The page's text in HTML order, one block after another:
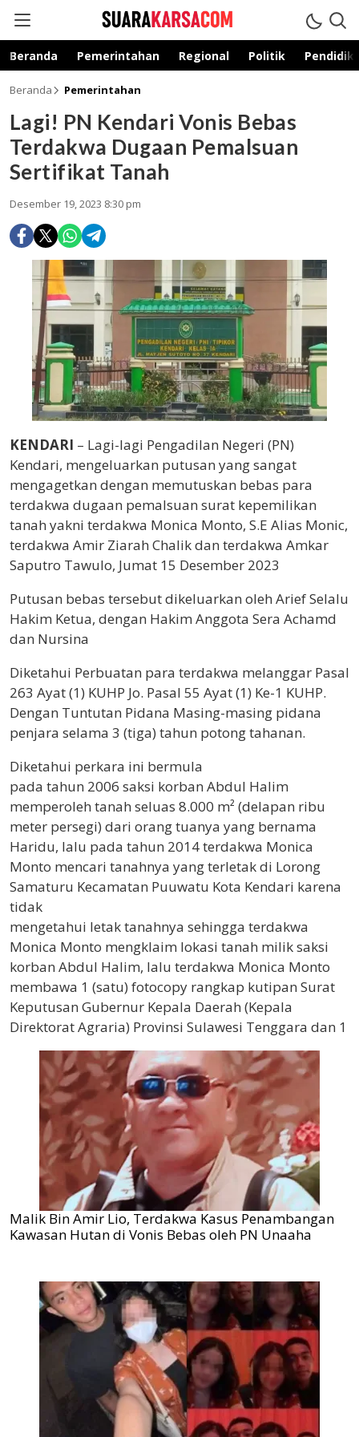
suarakarsa.com
Informasi terpercaya
Beranda Pemerintahan Regional Politik
Beranda Pemerintahan
Lagi! PN Kendari Vonis Bebas
Terdakwa Dugaan Pemalsuan
Sertifikat Tanah
Desember 19, 2023 8:30 pm
KENDARI – Lagi-lagi Pengadilan Negeri (PN)
Kendari, mengeluarkan putusan yang sangat
mengagetkan dengan memutuskan bebas para
terdakwa dugaan pemalsuan surat kepemilikan
tanah yakni terdakwa Monica Monto, S.E Alias Monic,
terdakwa Amir Ziarah Chalik dan terdakwa Amkar
Saputro Tawulo, Jumat 15 Desember 2023
Putusan bebas tersebut dikeluarkan oleh Arief Selalu
Hakim Ketua, dengan Hakim Anggota Sera Achamd
dan Nursina
Diketahui Perbuatan para terdakwa melanggar Pasal
263 Ayat (1) KUHP Jo. Pasal 55 Ayat (1) Ke-1 KUHP.
Dengan Tuntutan Pidana Masing-masing pidana
penjara selama 3 (tiga) tahun potong tahanan.
Diketahui perkara ini bermula
pada tahun 2006 saksi korban Abdul Halim
memperoleh tanah seluas 8.000 m² (delapan ribu
meter persegi) dari orang tuanya yang bernama
Haridu, lalu pada tahun 2014 terdakwa Monica
Monto mencari tanahnya yang terletak di Lorong
Samaturu Kecamatan Puuwatu Kota Kendari karena
tidak
mengetahui letak tanahnya sehingga terdakwa
Monica Monto mengklaim lokasi tanah milik saksi
korban Abdul Halim, lalu terdakwa Monica Monto
membawa 1 (satu) fotocopy rangkap kutipan Surat
Keputusan Gubernur Kepala Daerah (Kepala
Direktorat Agraria) Provinsi Sulawesi Tenggara dan 1
Malik Bin Amir Lio, Terdakwa Kasus Penambangan
Kawasan Hutan di Vonis Bebas oleh PN Unaaha